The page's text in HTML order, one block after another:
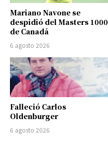
Mariano Navone se
despidió del Masters 1000
de Canadá
6 agosto 2026
Falleció Carlos
Oldenburger
6 agosto 2026